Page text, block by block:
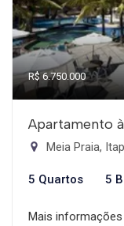
R$ 6.750.000
Apartamento
Meia Praia,
5 Quartos 5
Mais informações